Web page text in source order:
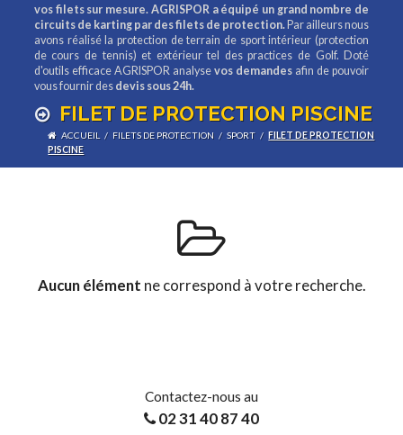
vos filets sur mesure. AGRISPOR a équipé un grand nombre de
circuits de karting par des filets de protection. Par ailleurs nous
avons réalisé la protection de terrain de sport intérieur (protection
de cours de tennis) et extérieur tel des practices de Golf. Doté
d'outils efficace AGRISPOR analyse vos demandes afin de pouvoir
vous fournir des devis sous 24h.
FILET DE PROTECTION PISCINE
ACCUEIL / FILETS DE PROTECTION / SPORT / FILET DE PROTECTION
PISCINE
Aucun élément ne correspond à votre recherche.
Contactez-nous au
02 31 40 87 40